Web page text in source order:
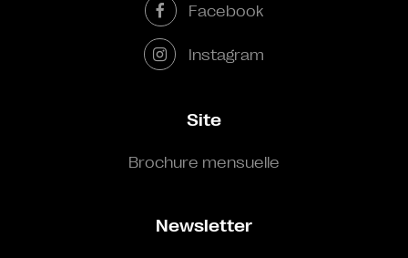
Facebook
Instagram
Site
Brochure mensuelle
Newsletter